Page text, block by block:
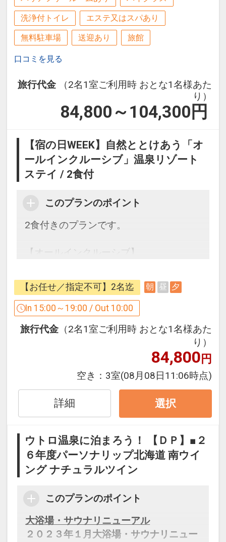
洗浄付トイレ エステ又はスパあり
無料駐車場 送迎あり 旅館
口コミを見る
旅行代金
（2名1室ご利用時 おとな1名様あた
り）
84,800～104,300 円
【宿の日WEEK】自然ととけあう「オ
ールインクルーシブ」温泉リゾート
ステイ / 2食付
このプランのポイント
2食付きのプランです。
【オールインクルーシブ】
でご利用いただけます。
ヒー、ソフトドリンク 提供
■夕食のご案内
【ＴＲＥＥ ＳＩＤＥ ＢＵＦＦＥＴ】
地場産食材を使用したメニューを中心
に、
をブッフェ形式でご提供致します。
目でも舌でも愉しめるKIKI知床のブッフ
ェをご賞味ください
い致します。
2024年4月より
レストランにて
【お任せ／指定不可】2名迄 朝 昼 夕
In 15:00～19:00 / Out 10:00
旅行代金 （2名1室ご利用時 おとな1名様あた
り）
84,800円
空き： 3室(08月08日11:06時点)
詳細 選択
ウトロ温泉に泊まろう！ 【ＤＰ】■２
６年度パーソナリップ北海道 南ウイ
ング ナチュラルツイン
このプランのポイント
大浴場・サウナリニューアル
２０２３年１月大浴場・サウナリニュー